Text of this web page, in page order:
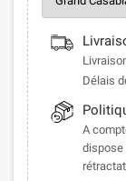
Délais
A
dispose